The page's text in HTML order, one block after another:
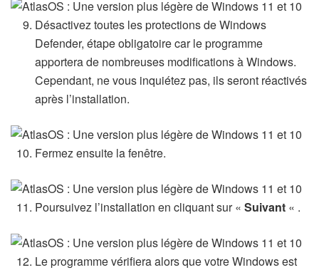
Désactivez toutes les protections de Windows
Defender, étape obligatoire car le programme
apportera de nombreuses modifications à Windows.
Cependant, ne vous inquiétez pas, ils seront réactivés
après l’installation.
Fermez ensuite la fenêtre.
Poursuivez l’installation en cliquant sur «Suivant « .
Le programme vérifiera alors que votre Windows est